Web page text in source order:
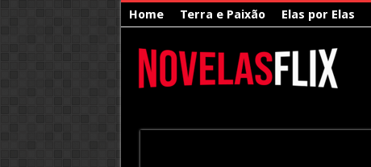
Home Terra e Paixão Elas por Elas